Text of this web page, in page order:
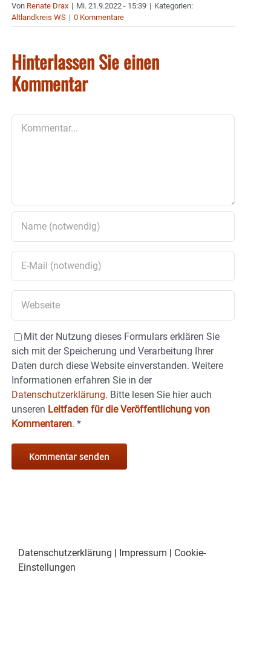
Von Renate Drax | Mi. 21.9.2022 - 15:39 | Kategorien:
Altlandkreis WS | 0 Kommentare
Hinterlassen Sie einen
Kommentar
Mit der Nutzung dieses Formulars erklären Sie
sich mit der Speicherung und Verarbeitung Ihrer
Daten durch diese Website einverstanden. Weitere
Informationen erfahren Sie in der
Datenschutzerklärung. Bitte lesen Sie hier auch
unseren Leitfaden für die Veröffentlichung von
Kommentaren. *
Datenschutzerklärung | Impressum | Cookie-
Einstellungen